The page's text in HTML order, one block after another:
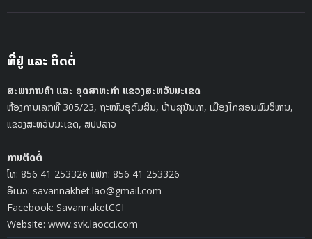
ທີ່ຢູ່ ແລະ ຕິດຕໍ່
ສະພາການຄ້າ ແລະ ອຸດສາຫະກຳ ແຂວງສະຫວັນນະເຂດ
ຫ້ອງການເລກທີ 305/23, ຖະໜົນອຸດົມສິນ, ບ້ານສຸນັນທາ, ເມືອງໄກສອນພົມວິຫານ,
ແຂວງສະຫວັນນະເຂດ, ສປປລາວ
ການຕິດຕໍ່
ໂທ: 856 41 253326 ແຟັກ: 856 41 253326
ອີເມວ: savannakhet.lao@gmail.com
Facebook: SavannaketCCI
Website: www.svk.laocci.com